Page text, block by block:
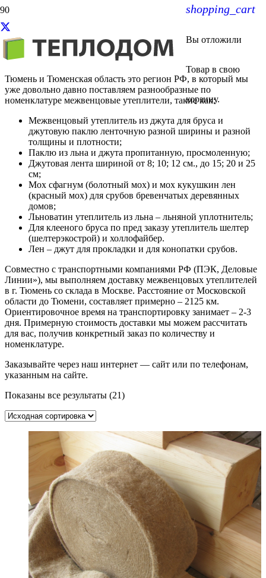
shopping_cart
Вы отложили
Товар в свою
корзину.
Межвенцовый утеплитель в
Тюмени
Тюмень и Тюменская область это регион РФ, в который мы
уже довольно давно поставляем разнообразные по
номенклатуре межвенцовые утеплители, такие как:
Межвенцовый утеплитель из джута для бруса и
джутовую паклю ленточную разной ширины и разной
толщины и плотности;
Паклю из льна и джута пропитанную, просмоленную;
Джутовая лента шириной от 8; 10; 12 см., до 15; 20 и 25
см;
Мох сфагнум (болотный мох) и мох кукушкин лен
(красный мох) для срубов бревенчатых деревянных
домов;
Льноватин утеплитель из льна – льняной уплотнитель;
Для клееного бруса по пред заказу утеплитель шелтер
(шелтерэкострой) и холлофайбер.
Лен – джут для прокладки и для конопатки срубов.
Совместно с транспортными компаниями РФ (ПЭК, Деловые
Линии»), мы выполняем доставку межвенцовых утеплителей
в г. Тюмень со склада в Москве. Расстояние от Московской
области до Тюмени, составляет примерно – 2125 км.
Ориентировочное время на транспортировку занимает – 2-3
дня. Примерную стоимость доставки мы можем рассчитать
для вас, получив конкретный заказ по количеству и
номенклатуре.
Заказывайте через наш интернет — сайт или по телефонам,
указанным на сайте.
Показаны все результаты (21)